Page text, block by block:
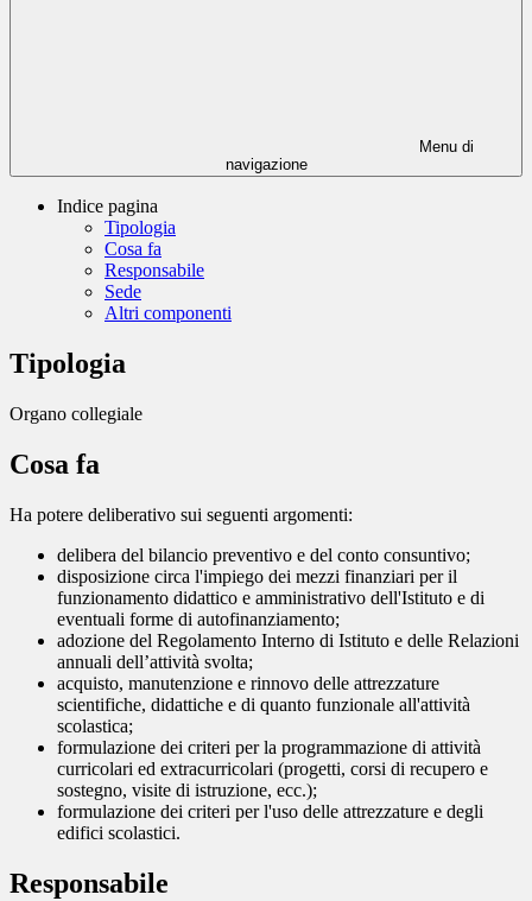
Menu di
navigazione
Indice pagina
Tipologia
Cosa fa
Responsabile
Sede
Altri componenti
Tipologia
Organo collegiale
Cosa fa
Ha potere deliberativo sui seguenti argomenti:
delibera del bilancio preventivo e del conto consuntivo;
disposizione circa l'impiego dei mezzi finanziari per il
funzionamento didattico e amministrativo dell'Istituto e di
eventuali forme di autofinanziamento;
adozione del Regolamento Interno di Istituto e delle Relazioni
annuali dell’attività svolta;
acquisto, manutenzione e rinnovo delle attrezzature
scientifiche, didattiche e di quanto funzionale all'attività
scolastica;
formulazione dei criteri per la programmazione di attività
curricolari ed extracurricolari (progetti, corsi di recupero e
sostegno, visite di istruzione, ecc.);
formulazione dei criteri per l'uso delle attrezzature e degli
edifici scolastici.
Responsabile